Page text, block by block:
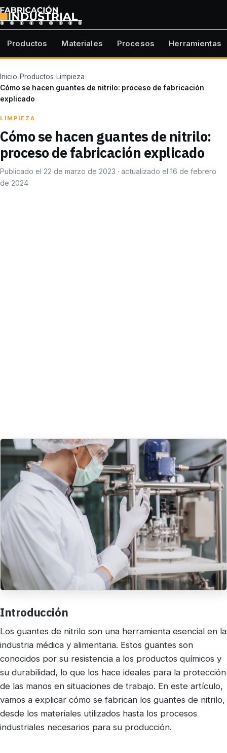
Productos Materiales Procesos Herramientas
Inicio›Productos›Limpieza›
Cómo se hacen guantes de nitrilo: proceso de fabricación
explicado
LIMPIEZA
Cómo se hacen guantes de nitrilo:
proceso de fabricación explicado
Publicado el 22 de marzo de 2023 · actualizado el 16 de febrero
de 2024
Introducción
Los guantes de nitrilo son una herramienta esencial en la
industria médica y alimentaria. Estos guantes son
conocidos por su resistencia a los productos químicos y
su durabilidad, lo que los hace ideales para la protección
de las manos en situaciones de trabajo. En este artículo,
vamos a explicar cómo se fabrican los guantes de nitrilo,
desde los materiales utilizados hasta los procesos
industriales necesarios para su producción.